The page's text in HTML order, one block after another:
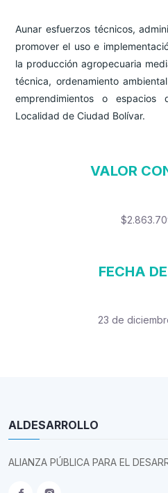
Aunar esfuerzos técnicos,
promover el uso e
la producción agropecuaria
técnica, ordenamiento
emprendimientos o espacios
Localidad de Ciudad Bolívar.
VALOR
FECHA
23 de
ALDESARROLLO
ALIANZA PÚBLICA PARA EL